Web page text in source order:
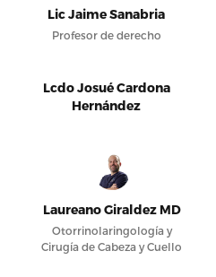
Lic Jaime Sanabria
Profesor de derecho
Lcdo Josué Cardona
Hernández
Laureano Giraldez MD
Otorrinolaringología y
Cirugía de Cabeza y Cuello